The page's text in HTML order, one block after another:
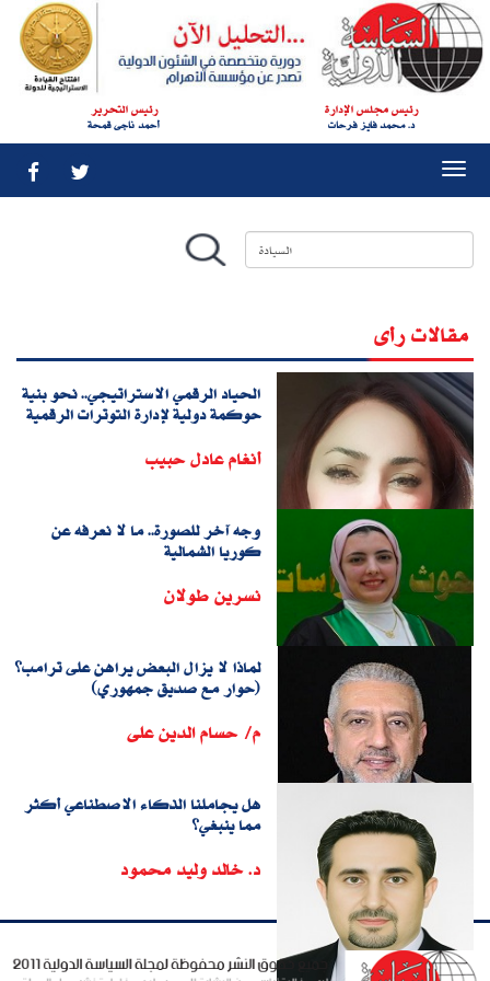
رئيس مجلس الإدارة
د. محمد فايز فرحات
رئيس التحرير
أحمد ناجى قمحة
مقالات رأى
الحياد الرقمي الاستراتيجي.. نحو بنية
حوكمة دولية لإدارة التوترات الرقمية
أنغام عادل حبيب
وجه آخر للصورة.. ما لا نعرفه عن
كوريا الشمالية
نسرين طولان
لماذا لا يزال البعض يراهن على ترامب؟
(حوار مع صديق جمهوري)
م/ حسام الدين على
هل يجاملنا الذكاء الاصطناعي أكثر
مما ينبغي؟
د. خالد وليد محمود